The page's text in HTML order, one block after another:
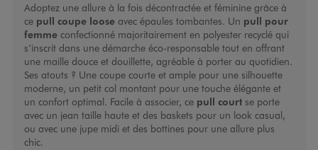
Adoptez une allure à la fois décontractée et féminine grâce à
ce pull coupe looseavec épaules tombantes. Un pull pour
femmeconfectionné majoritairement en polyester recyclé qui
s’inscrit dans une démarche éco-responsable tout en offrant
une maille douce et douillette, agréable à porter au quotidien.
Ses atouts ? Une coupe courte et ample pour une silhouette
moderne, un petit col montant pour une touche élégante et
un confort optimal. Facile à associer, ce pull courtse porte
avec un jean taille haute et des baskets pour un look casual,
ou avec une jupe midi et des bottines pour une allure plus
chic.